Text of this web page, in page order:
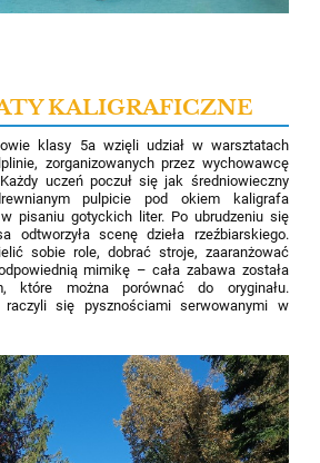
KALIGRAFICZNE
klasy 5a wzięli udział w warsztatach
zorganizowanychprzez wychowawcę
uczeń poczuł się jak średniowieczny
pulpicie pod okiem kaligrafa
pisaniu gotyckich liter. Po ubrudzeniu się
odtworzyła scenę dzieła rzeźbiarskiego.
sobie role, dobrać stroje, zaaranżować
mimikę – cała zabawa została
które można porównać do oryginału.
się pysznościami serwowanymi w